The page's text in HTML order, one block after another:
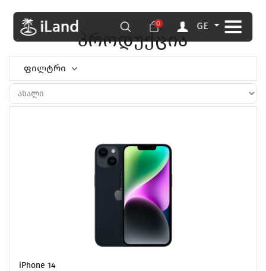
0 GE
პროდუქცია
ფილტრი
iPhone 14